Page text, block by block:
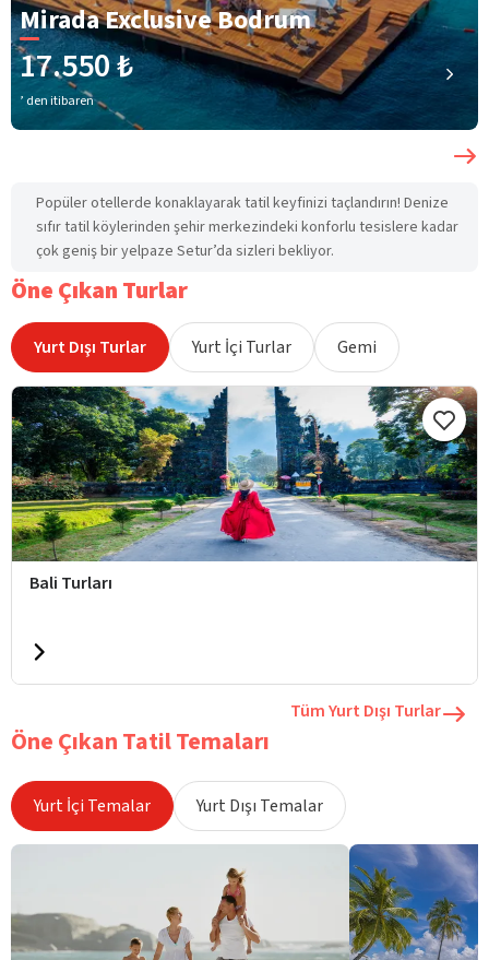
Mirada Exclusive Bodrum
17.550 ₺
’ den itibaren
Popüler otellerde konaklayarak tatil keyfinizi taçlandırın! Denize
sıfır tatil köylerinden şehir merkezindeki konforlu tesislere kadar
çok geniş bir yelpaze Setur’da sizleri bekliyor.
Öne Çıkan Turlar
Yurt Dışı Turlar Yurt İçi Turlar Gemi
Bali Turları
Tüm Yurt Dışı Turlar
Öne Çıkan Tatil Temaları
Yurt İçi Temalar Yurt Dışı Temalar